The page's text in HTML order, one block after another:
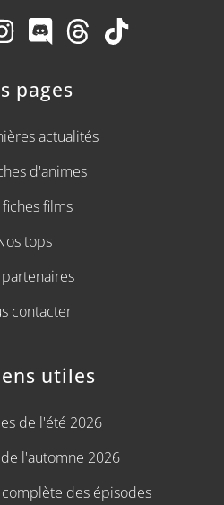
pages
actualités
d'animes
films
tops
contacter
utiles
de l'été 2026
l'automne 2026
des épisodes